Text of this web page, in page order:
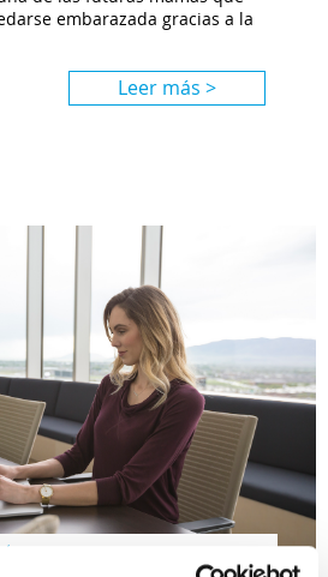
embarazada gracias a la
Leer más >